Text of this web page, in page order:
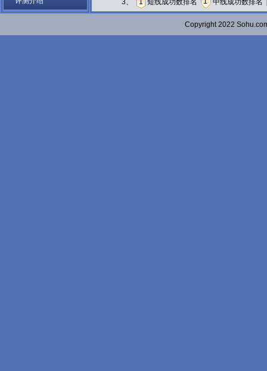
3、
1 短线成功数排名 中线成功数排名
Copyright 2022